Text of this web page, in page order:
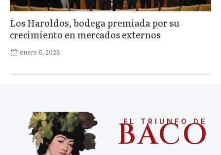
Los Haroldos, bodega premiada por su
crecimiento en mercados externos
enero 6, 2026
EL TRIUNFO DE
BACO